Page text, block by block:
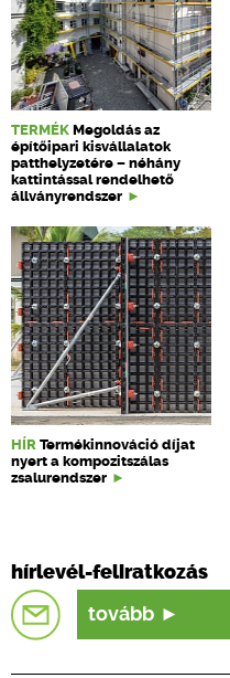
TERMÉK Megoldás az
építőipari kisvállalatok
patthelyzetére – néhány
kattintással rendelhető
állványrendszer
HÍR Termékinnováció díjat
nyert a kompozitszálas
zsalurendszer
hírlevél-feliratkozás
tovább